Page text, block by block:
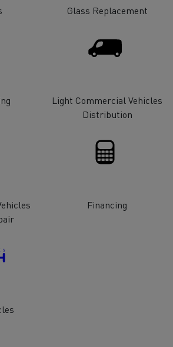
Glass Replacement
Light Commercial Vehicles
Distribution
Financing